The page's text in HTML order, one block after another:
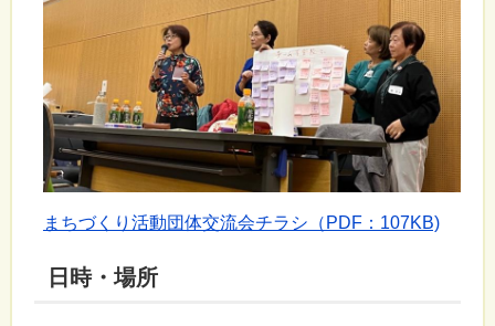
まちづくり活動団体交流会チラシ（PDF：107KB)
日時・場所